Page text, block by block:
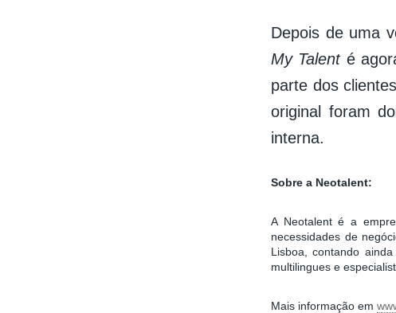
Depois de uma
My Talent é
parte dos
original foram
interna.
Sobre a Neotalent:
A Neotalent é a
necessidades de
Lisboa, contando
multilingues e
Mais informação em